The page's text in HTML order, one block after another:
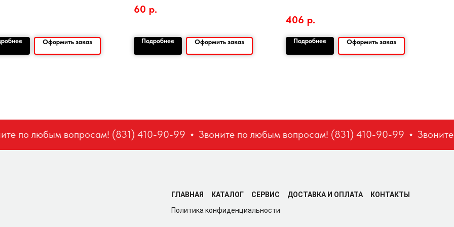
Оформить заказ
60 р.
Подробнее Оформить заказ
406 р.
Подробнее Оформить заказ
по любым вопросам! (831) 410-90-99 Звоните по любым вопросам! (831) 410-90-99 Звоните
ГЛАВНАЯ КАТАЛОГ СЕРВИС ДОСТАВКА И ОПЛАТА
КОНТАКТЫ
Политика конфиденциальности